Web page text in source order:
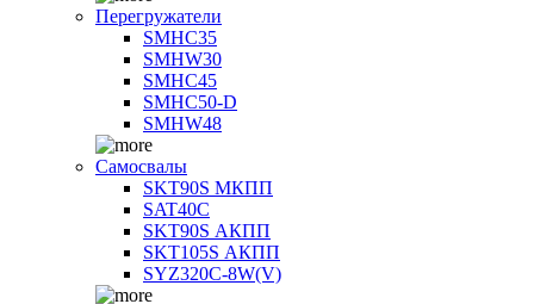
Перегружатели
SMHC35
SMHW30
SMHC45
SMHC50-D
SMHW48
Самосвалы
SKT90S МКПП
SAT40C
SKT90S АКПП
SKT105S АКПП
SYZ320C-8W(V)